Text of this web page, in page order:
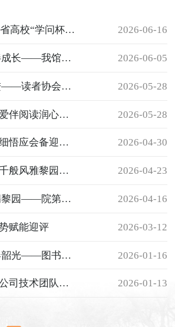
2026年第七届福建省高校“学问杯”影评大赛获奖名单揭晓 2026-06-16
诗韵润童心 书香伴成长——我馆携读协会员赴双龙小学(分校)开展古诗文阅读助学活动 2026-06-05
以书聚友 共读精进——读者协会举办阅读交流分享会 2026-05-28
秋韵书香漫黎园，爱伴阅读润心田——记2025年秋季校园书香文化节颁奖典礼 2026-05-28
深学应知明方向，细悟应会备迎评 ——我馆召开“应知应会”专题学习会议 2026-04-30
一卷诗词春日宴，千般风雅黎园情——院第七届“读吧！黎明”古诗文知识大赛圆满落幕 2026-04-23
诗风传雅韵 书香满黎园——院第七届“读吧！黎明”古诗文知识大赛初赛顺利举行 2026-04-16
赋能迎评 2026-03-12
奏百年交响 迎新春韶光——图书馆与现代交通系工会参演院新春团拜会节目获二等奖 2026-01-16
大连网信软件有限公司技术团队回访我院图书馆 助力服务优化与智慧化探索 2026-01-13